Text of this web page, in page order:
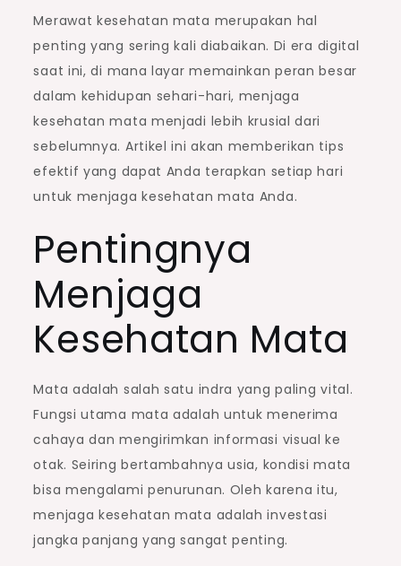
Merawat kesehatan mata merupakan hal
penting yang sering kali diabaikan. Di era digital
saat ini, di mana layar memainkan peran besar
dalam kehidupan sehari-hari, menjaga
kesehatan mata menjadi lebih krusial dari
sebelumnya. Artikel ini akan memberikan tips
efektif yang dapat Anda terapkan setiap hari
untuk menjaga kesehatan mata Anda.
Pentingnya
Menjaga
Kesehatan Mata
Mata adalah salah satu indra yang paling vital.
Fungsi utama mata adalah untuk menerima
cahaya dan mengirimkan informasi visual ke
otak. Seiring bertambahnya usia, kondisi mata
bisa mengalami penurunan. Oleh karena itu,
menjaga kesehatan mata adalah investasi
jangka panjang yang sangat penting.